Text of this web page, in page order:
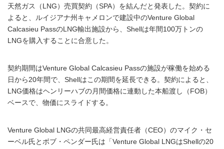
天然ガス（LNG）売買契約（SPA）を結んだと発表した。契約に
よると、ルイジアナ州キャメロンで建設中のVenture Global
Calcasieu PassのLNG輸出施設から、Shellは年間100万トンの
LNGを購入することに合意した。
契約期間はVenture Global Calcasieu Passの施設が稼働を始める
日から20年間で、Shellはこの期間を延長できる。契約によると、
LNG価格はヘンリーハブの月間価格に連動した本船渡し（FOB）
ベースで、物価にスライドする。
Venture Global LNGの共同最高経営責任者（CEO）のマイク・セ
ーベル氏とボブ・ペンダー氏は「Venture Global LNGはShellの20